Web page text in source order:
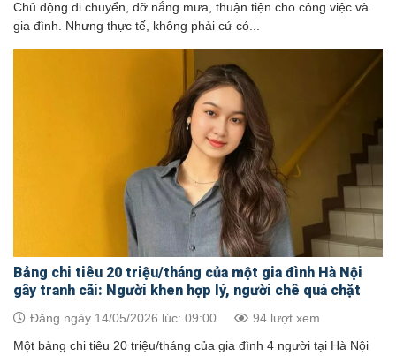
Chủ động di chuyển, đỡ nắng mưa, thuận tiện cho công việc và
gia đình. Nhưng thực tế, không phải cứ có...
Bảng chi tiêu 20 triệu/tháng của một gia đình Hà Nội
gây tranh cãi: Người khen hợp lý, người chê quá chặt
Đăng ngày 14/05/2026 lúc: 09:00 94 lượt xem
Một bảng chi tiêu 20 triệu/tháng của gia đình 4 người tại Hà Nội